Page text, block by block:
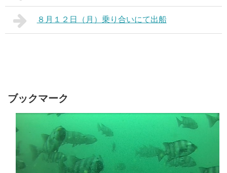
８月１２日（月）乗り合いにて出船
ブックマーク